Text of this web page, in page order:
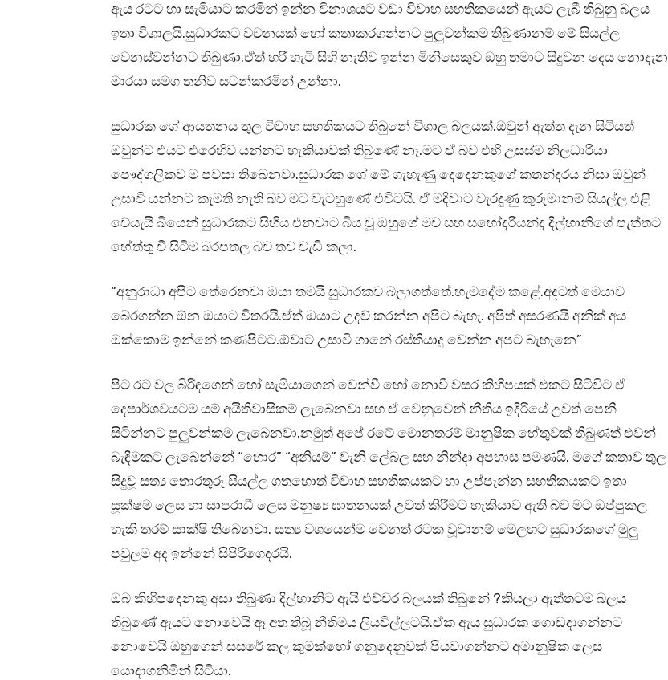
ඇය රටට හා සැමියාට කරමින් ඉන්න විනාශයට වඩා විවාහ සහතිකයෙන් ඇයට ලැබී තිබුනු බලය
ඉතා විශාලයි.සුධාරකට වචනයක් හෝ කතාකරගන්නට පුලුවන්කම තිබුණානම් මේ සියල්ල
වෙනස්වන්නට තිබුණා.ඒත් හරි හැටි සිහි නැතිව ඉන්න මිනිසෙකුව ඔහු තමාට සිදුවන දෙය නොදැන
මාරයා සමග තනිව සටන්කරමින් උන්නා.
සුධාරක ගේ ආයතනය තුල විවාහ සහතිකයට තිබුනේ විශාල බලයක්.ඔවුන් ඇත්ත දැන සිටියත්
ඔවුන්ට එයට එරෙහිව යන්නට හැකියාවක් තිබුණේ නෑ.මට ඒ බව එහි උසස්ම නිලධාරියා
පෞද්ගලිකව ම පවසා තිබෙනවා.සුධාරක ගේ මේ ගැහැණු දෙදෙනකුගේ කතන්දරය නිසා ඔවුන්
උසාවි යන්නට කැමති නැති බව මට වැටහුණේ එවිටයි. ඒ මදිවාට වැරදුණු කුරුමානම් සියල්ල එළි
වේයැයි බියෙන් සුධාරකට සිහිය එනවාට බිය වූ ඔහුගේ මව සහ සහෝදරියන්ද දිල්හානිගේ පැත්තට
හේත්තු වී සිටීම බරපතල බව තව වැඩි කලා.
“අනුරාධා අපිට තේරෙනවා ඔයා තමයි සුධාරකව බලාගත්තේ.හැමදේම කළේ.අදටත් මෙයාව
බේරගන්න ඕන ඔයාට විතරයි.ඒත් ඔයාට උදව් කරන්න අපිට බැහැ. අපිත් අසරණයි අනික් අය
ඔක්කොම ඉන්නේ කණපිටට.ඕවාට උසාවි ගානේ රස්තියාදු වෙන්න අපට බැහැනෙ”
පිට රට වල බිරිඳගෙන් හෝ සැමියාගෙන් වෙන්වී හෝ නොවී වසර කිහිපයක් එකට සිටිවිට ඒ
දෙපාර්ශවයටම යම් අයිතිවාසිකම් ලැබෙනවා සහ ඒ වෙනුවෙන් නීතිය ඉදිරියේ උවත් පෙනී
සිටින්නට පුලුවන්කම ලැබෙනවා.නමුත් අපේ රටේ මොනතරම් මානුෂික හේතුවක් තිබුණත් එවන්
බැඳීමකට ලැබෙන්නේ “හොර” “අනියම්” වැනි ලේබල සහ නින්දා අපහාස පමණයි. මගේ කතාව තුල
සිදුවූ සත්‍ය තොරතුරු සියල්ල ගතහොත් විවාහ සහතිකයකට හා උප්පැන්න සහතිකයකට ඉතා
සූක්ෂම ලෙස හා සාපරාධී ලෙස මනුෂ්‍ය ඝාතනයක් උවත් කිරීමට හැකියාව ඇති බව මට ඔප්පුකල
හැකි තරම් සාක්ෂි තිබෙනවා. සත්‍ය වශයෙන්ම වෙනත් රටක වූවානම් මෙලහට සුධාරකගේ මුලු
පවුලම අද ඉන්නේ සිපිරිගෙදරයි.
ඔබ කිහිපදෙනකු අසා තිබුණා දිල්හානිට ඇයි එච්චර බලයක් තිබුනේ ?කියලා ඇත්තටම බලය
තිබුණේ ඇයට නොවෙයි ඈ අත තිබූ නීතිමය ලියවිල්ලටයි.ඒක ඇය සුධාරක ගොඩදාගන්නට
නොවෙයි ඔහුගෙන් සසරේ කල කුමක්හෝ ගනුදෙනුවක් පියවාගන්නට අමානුෂික ලෙස
යොදාගනිමින් සිටියා.